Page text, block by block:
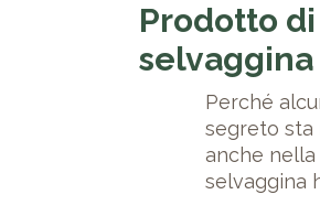
Prodotto
selvaggina
Perché
segreto sta
anche nella
selvaggina